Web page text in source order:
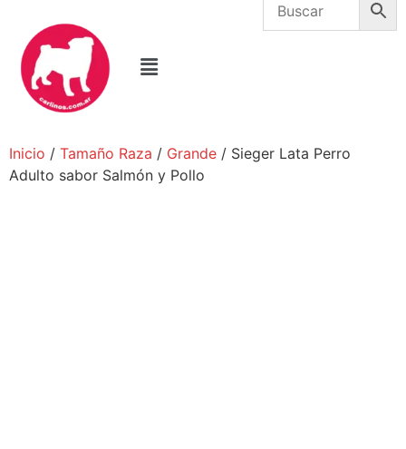
Inicio / Tamaño Raza / Grande / Sieger Lata Perro
Adulto sabor Salmón y Pollo